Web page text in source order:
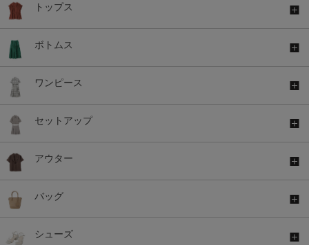
トップス
ボトムス
ワンピース
セットアップ
アウター
バッグ
シューズ